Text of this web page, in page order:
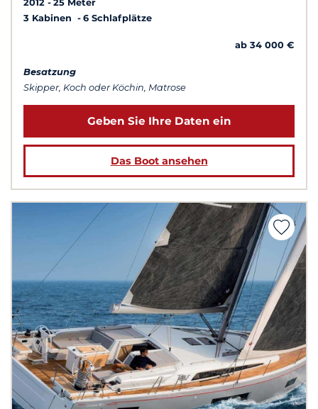
2012
25 Meter
3 Kabinen
6 Schlafplätze
ab 34 000 €
Besatzung
Skipper, Koch oder Köchin, Matrose
Geben Sie Ihre Daten ein
Das Boot ansehen